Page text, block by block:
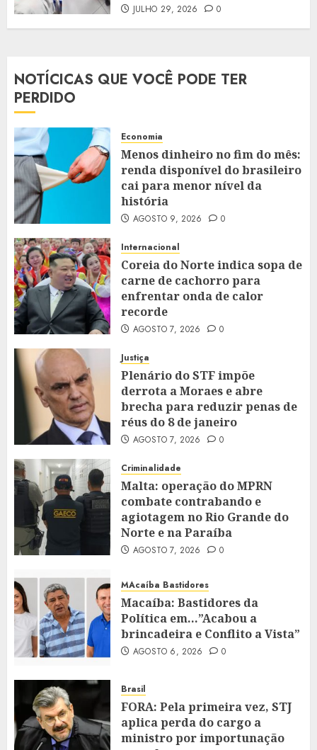
JULHO 29, 2026 0
NOTÍCICAS QUE VOCÊ PODE TER
PERDIDO
Economia
Menos dinheiro no fim do mês:
renda disponível do brasileiro
cai para menor nível da
história
AGOSTO 9, 2026 0
Internacional
Coreia do Norte indica sopa de
carne de cachorro para
enfrentar onda de calor
recorde
AGOSTO 7, 2026 0
Justiça
Plenário do STF impõe
derrota a Moraes e abre
brecha para reduzir penas de
réus do 8 de janeiro
AGOSTO 7, 2026 0
Criminalidade
Malta: operação do MPRN
combate contrabando e
agiotagem no Rio Grande do
Norte e na Paraíba
AGOSTO 7, 2026 0
MAcaíba Bastidores
Macaíba: Bastidores da
Política em…”Acabou a
brincadeira e Conflito a Vista”
AGOSTO 6, 2026 0
Brasil
FORA: Pela primeira vez, STJ
aplica perda do cargo a
ministro por importunação